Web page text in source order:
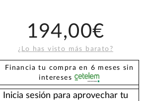
194,00€
¿Lo has visto más barato?
Financia tu compra en 6 meses sin
intereses
Inicia sesión para aprovechar tu